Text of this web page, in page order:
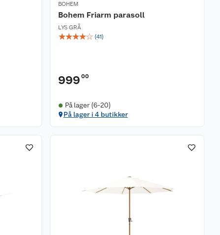
BOHEM
Bohem Friarm parasoll
LYS GRÅ
☆☆☆☆☆ (41)
999 00
På lager (6-20)
På lager i 4 butikker